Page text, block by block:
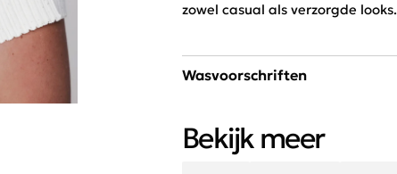
zowel casual als verzorgde looks.
Wasvoorschriften
Bekijk meer